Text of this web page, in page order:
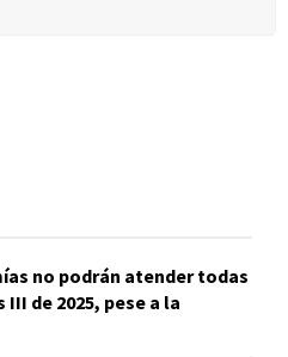
no podrán atender todas
de 2025, pese a la